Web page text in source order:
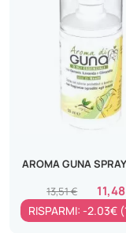
AROMA GUNA
13,51 €
RISPARMI: -2.03€